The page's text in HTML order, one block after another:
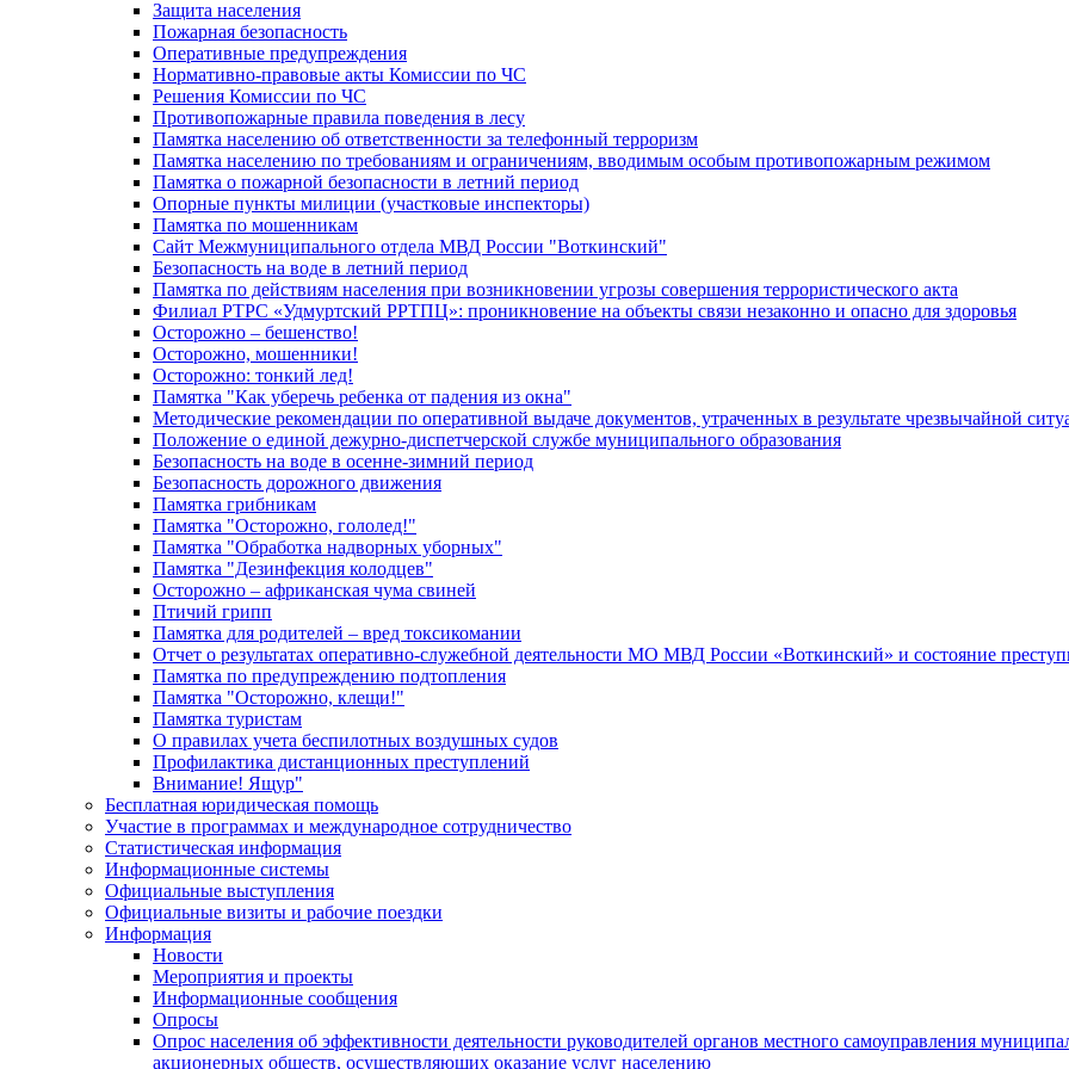
Защита населения
Пожарная безопасность
Оперативные предупреждения
Нормативно-правовые акты Комиссии по ЧС
Решения Комиссии по ЧС
Противопожарные правила поведения в лесу
Памятка населению об ответственности за телефонный терроризм
Памятка населению по требованиям и ограничениям, вводимым особым противопожарным режимом
Памятка о пожарной безопасности в летний период
Опорные пункты милиции (участковые инспекторы)
Памятка по мошенникам
Сайт Межмуниципального отдела МВД России "Воткинский"
Безопасность на воде в летний период
Памятка по действиям населения при возникновении угрозы совершения террористического акта
Филиал РТРС «Удмуртский РРТПЦ»: проникновение на объекты связи незаконно и опасно для здоровья
Осторожно – бешенство!
Осторожно, мошенники!
Осторожно: тонкий лед!
Памятка "Как уберечь ребенка от падения из окна"
Методические рекомендации по оперативной выдаче документов, утраченных в результате чрезвычайной
Положение о единой дежурно-диспетчерской службе муниципального образования
Безопасность на воде в осенне-зимний период
Безопасность дорожного движения
Памятка грибникам
Памятка "Осторожно, гололед!"
Памятка "Обработка надворных уборных"
Памятка "Дезинфекция колодцев"
Осторожно – африканская чума свиней
Птичий грипп
Памятка для родителей – вред токсикомании
Отчет о результатах оперативно-служебной деятельности МО МВД России «Воткинский» и состояние
Памятка по предупреждению подтопления
Памятка "Осторожно, клещи!"
Памятка туристам
О правилах учета беспилотных воздушных судов
Профилактика дистанционных преступлений
Внимание! Ящур"
Бесплатная юридическая помощь
Участие в программах и международное сотрудничество
Статистическая информация
Информационные системы
Официальные выступления
Официальные визиты и рабочие поездки
Информация
Новости
Мероприятия и проекты
Информационные сообщения
Опросы
Опрос населения об эффективности деятельности руководителей органов местного самоуправления
акционерных обществ, осуществляющих оказание услуг населению